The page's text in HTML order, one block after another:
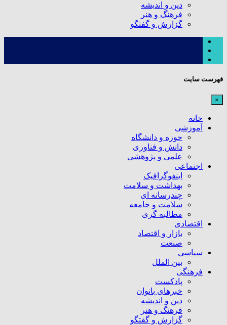
دین و اندیشه
فرهنگ و هنر
گزارش و گفتگو
فهرست سایت
×
خانه
آموزشی
حوزه و دانشگاه
دانش و فناوری
علمی و پژوهشی
اجتماعی
اینفوگرافیک
بهداشت و سلامت
چندرسانه ای
سلامت و جامعه
مطالبه گری
اقتصادی
بازار و اقتصاد
صنعت
سیاسی
بین الملل
فرهنگی
پادکست
خبرهای بانوان
دین و اندیشه
فرهنگ و هنر
گزارش و گفتگو